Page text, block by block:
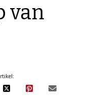
van